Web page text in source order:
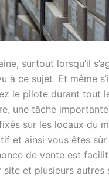
surtout lorsqu’il
à ce sujet. Et même
le pilote durant tout
une tâche
sur les locaux du
et ainsi vous êtes sûr
de vente est
et plusieurs autres